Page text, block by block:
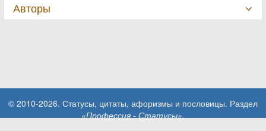
Авторы
© 2010-2026. Статусы, цитаты, афоризмы и пословицы. Раздел
«Профессия - Статусы».